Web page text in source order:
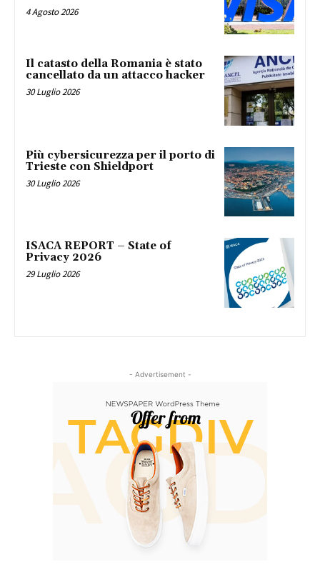
4 Agosto 2026
Il catasto della Romania è stato
cancellato da un attacco hacker
30 Luglio 2026
Più cybersicurezza per il porto di
Trieste con Shieldport
30 Luglio 2026
ISACA REPORT – State of
Privacy 2026
29 Luglio 2026
- Advertisement -